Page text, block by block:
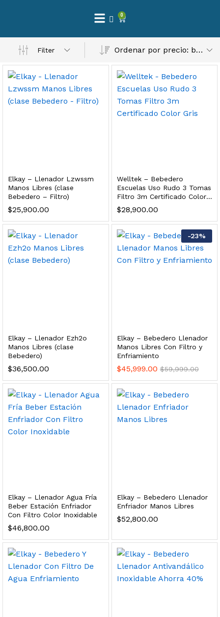
0
Filter Ordenar por precio: bajo a alto
Elkay – Llenador Lzwssm
Manos Libres (clase
Bebedero – Filtro)
$25,900.00
Welltek – Bebedero
Escuelas Uso Rudo 3 Tomas
Filtro 3m Certificado Color
Gris
$28,900.00
Elkay – Llenador Ezh2o
Manos Libres (clase
Bebedero)
$36,500.00
-23%
Elkay – Bebedero Llenador
Manos Libres Con Filtro y
Enfriamiento
$45,999.00 $59,999.00
Elkay – Llenador Agua Fría
Beber Estación Enfriador
Con Filtro Color Inoxidable
$46,800.00
Elkay – Bebedero Llenador
Enfriador Manos Libres
$52,800.00
– Máxima Calidad En Filtración
3,900.00
al carrito
al carrito
Esterilizador UV 25 Watts 4 Pines
999.00
2,899.00
al carrito
de Agua | Repuesto (con Polifosfatos)
3,699.00
SS304 Natural Cepillado | Agua Purificada
699.00
al carrito